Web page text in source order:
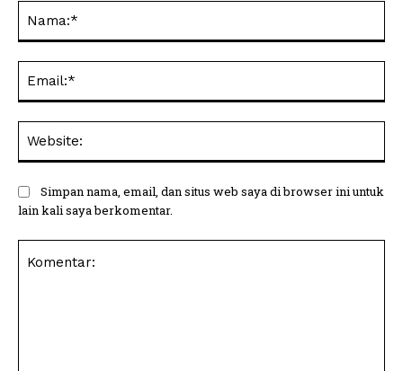
Simpan nama, email, dan situs web saya di browser ini untuk
lain kali saya berkomentar.